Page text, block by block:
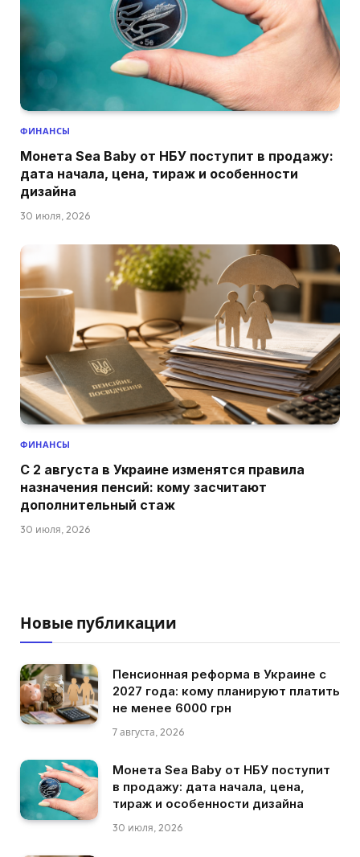
ФИНАНСЫ
Монета Sea Baby от НБУ поступит в продажу:
дата начала, цена, тираж и особенности
дизайна
30 июля, 2026
ФИНАНСЫ
С 2 августа в Украине изменятся правила
назначения пенсий: кому засчитают
дополнительный стаж
30 июля, 2026
Новые публикации
Пенсионная реформа в Украине с
2027 года: кому планируют платить
не менее 6000 грн
7 августа, 2026
Монета Sea Baby от НБУ поступит
в продажу: дата начала, цена,
тираж и особенности дизайна
30 июля, 2026